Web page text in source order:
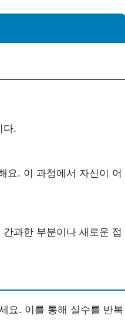
다.
요. 이 과정에서 자신이 어
과한 부분이나 새로운 접
요. 이를 통해 실수를 반복